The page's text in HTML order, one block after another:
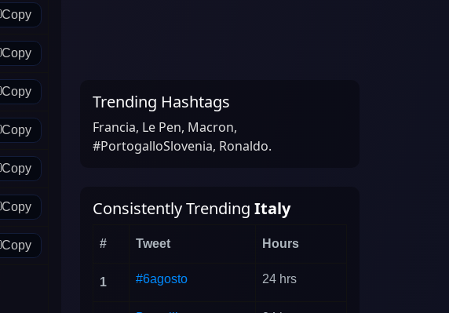
Copy
Copy
Copy
Copy
Copy
Copy
Copy
Trending Hashtags
Francia, Le Pen, Macron,
#PortogalloSlovenia, Ronaldo.
Consistently Trending Italy
# Tweet Hours
1 #6agosto 24 hrs